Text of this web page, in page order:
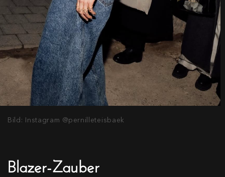
Bild: Instagram @pernilleteisbaek
Blazer-Zauber